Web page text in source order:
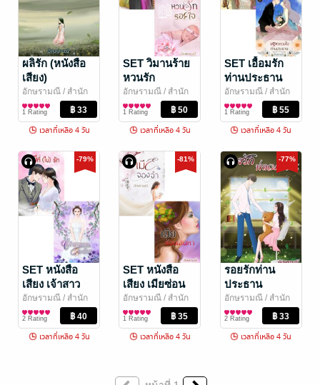
ผลิรัก (หนังสือ
เสียง)
อักษรามณี / สำนัก
พิมพ์ร้อยฝันปันรัก
นิยายโรมานซ์
1 Rating
เวลาที่เหลือ 4 วัน
SET วิมานร้าย
หวนรัก
อักษรามณี / สำนัก
พิมพ์ร้อยฝันปันรัก
นิยายโรมานซ์
1 Rating
เวลาที่เหลือ 4 วัน
SET เอื้อมรัก
ท่านประธาน
อักษรามณี/ สำนัก
พิมพ์ร้อยฝันปันรัก
นิยายโรมานซ์
1 Rating
เวลาที่เหลือ 4 วัน
-79%
SET หนังสือ
เสียง เจ้าสาว
นอกหัวใจ
อักษรามณี / สำนัก
พิมพ์ร้อยฝันปันรัก
นิยายโรมานซ์
2 Rating
เวลาที่เหลือ 4 วัน
-81%
SET หนังสือ
เสียง เมียซ่อน
รัก
อักษรามณี / สำนัก
พิมพ์ร้อยฝันปันรัก
นิยายโรมานซ์
1 Rating
เวลาที่เหลือ 4 วัน
-77%
รอยรักท่าน
ประธาน
(หนังสือเสียง)
อักษรามณี/ สำนัก
พิมพ์ร้อยฝันปันรัก
นิยายโรมานซ์
2 Rating
เวลาที่เหลือ 4 วัน